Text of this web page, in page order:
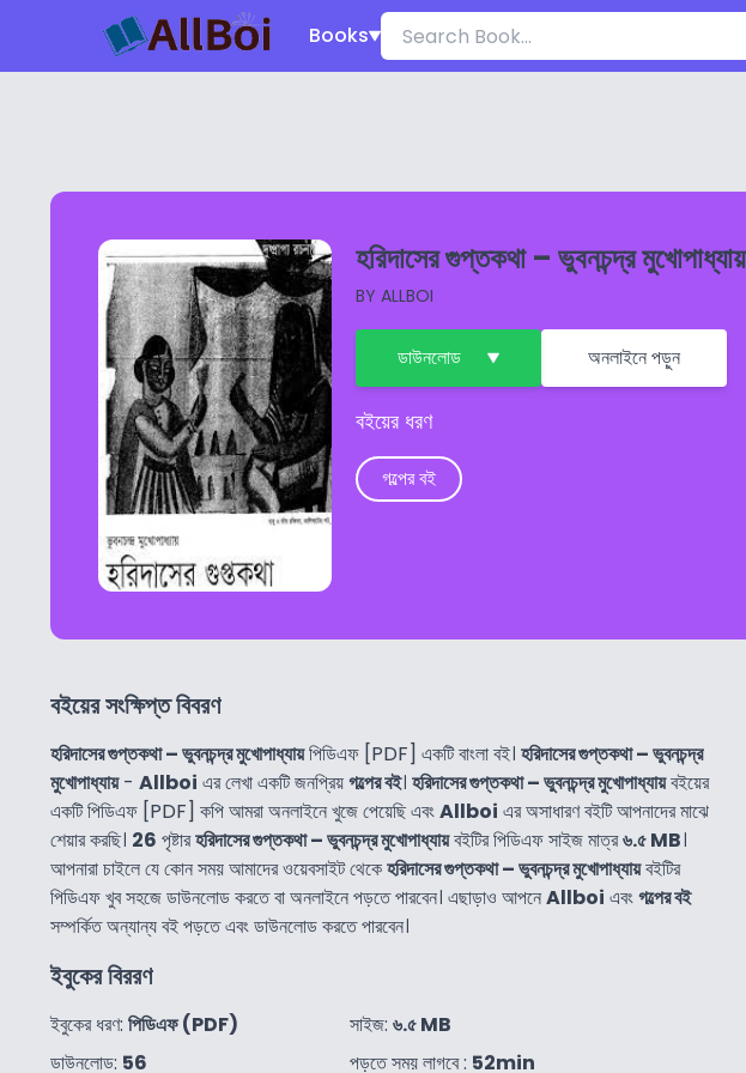
Books
হরিদাসের গুপ্তকথা – ভুবনচন্দ্র মুখোপাধ্যায়
BY ALLBOI
ডাউনলোড অনলাইনে পড়ুন
বইয়ের ধরণ
গল্পের বই
বইয়ের সংক্ষিপ্ত বিবরণ
হরিদাসের গুপ্তকথা – ভুবনচন্দ্র মুখোপাধ্যায়পিডিএফ [PDF] একটি বাংলা বই। হরিদাসের গুপ্তকথা – ভুবনচন্দ্র
মুখোপাধ্যায়- Allboi এর লেখা একটি জনপ্রিয়গল্পের বই। হরিদাসের গুপ্তকথা – ভুবনচন্দ্র মুখোপাধ্যায়বইয়ের
একটি পিডিএফ [PDF] কপি আমরা অনলাইনে খুজে পেয়েছি এবংAllboi এর অসাধারণ বইটি আপনাদের মাঝে
শেয়ার করছি। 26 পৃষ্টারহরিদাসের গুপ্তকথা – ভুবনচন্দ্র মুখোপাধ্যায়বইটির পিডিএফ সাইজ মাত্র৬.৫ MB।
আপনারা চাইলে যে কোন সময় আমাদের ওয়েবসাইট থেকেহরিদাসের গুপ্তকথা – ভুবনচন্দ্র মুখোপাধ্যায়বইটির
পিডিএফ খুব সহজে ডাউনলোড করতে বা অনলাইনে পড়তে পারবেন। এছাড়াও আপনেAllboi এবংগল্পের বই
সম্পর্কিত অন্যান্য বই পড়তে এবং ডাউনলোড করতে পারবেন।
ইবুকের বিররণ
ইবুকের ধরণ: পিডিএফ (PDF)
ডাউনলোড: 56
সাইজ: ৬.৫ MB
পড়তে সময় লাগবে : 52min